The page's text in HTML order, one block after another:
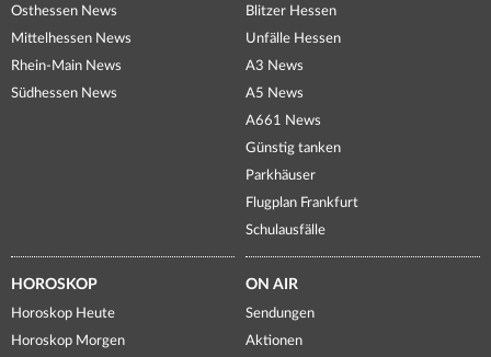
Osthessen News
Mittelhessen News
Rhein-Main News
Südhessen News
Blitzer Hessen
Unfälle Hessen
A3 News
A5 News
A661 News
Günstig tanken
Parkhäuser
Flugplan Frankfurt
Schulausfälle
HOROSKOP
Horoskop Heute
Horoskop Morgen
ON AIR
Sendungen
Aktionen